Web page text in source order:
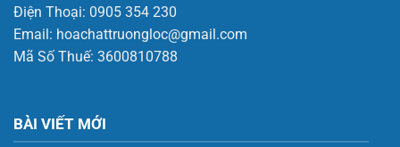
Điện Thoại: 0905 354 230
Email: hoachattruongloc@gmail.com
Mã Số Thuế: 3600810788
BÀI VIẾT MỚI